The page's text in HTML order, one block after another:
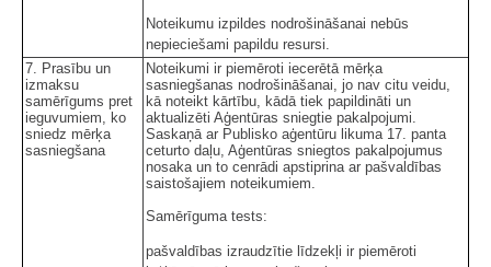
Noteikumu izpildes nodrošināšanai nebūs
nepieciešami papildu resursi.
7. Prasību un
izmaksu
samērīgums pret
ieguvumiem, ko
sniedz mērķa
sasniegšana
Noteikumi ir piemēroti iecerētā mērķa
sasniegšanas nodrošināšanai, jo nav citu veidu,
kā noteikt kārtību, kādā tiek papildināti un
aktualizēti Aģentūras sniegtie pakalpojumi.
Saskaņā ar Publisko aģentūru likuma 17. panta
ceturto daļu, Aģentūras sniegtos pakalpojumus
nosaka un to cenrādi apstiprina ar pašvaldības
saistošajiem noteikumiem.
Samērīguma tests:
pašvaldības izraudzītie līdzekļi ir piemēroti